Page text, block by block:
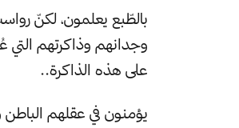
بالطّبع يعلمون، لكنّ
وجدانهم وذاكرتهم
على هذه الذاكرة..
يؤمنون في عقلهم